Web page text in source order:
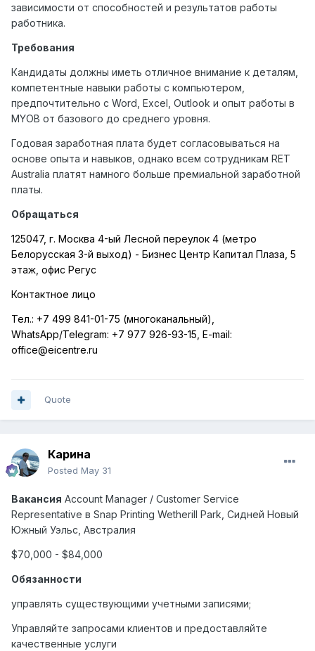
зависимости от способностей и результатов работы
работника.
Требования
Кандидаты должны иметь отличное внимание к деталям,
компетентные навыки работы с компьютером,
предпочтительно с Word, Excel, Outlook и опыт работы в
MYOB от базового до среднего уровня.
Годовая заработная плата будет согласовываться на
основе опыта и навыков, однако всем сотрудникам RET
Australia платят намного больше премиальной заработной
платы.
Обращаться
125047, г. Москва 4-ый Лесной переулок 4 (метро
Белорусская 3-й выход) - Бизнес Центр Капитал Плаза, 5
этаж, офис Регус
Контактное лицо
Тел.: +7 499 841-01-75 (многоканальный),
WhatsApp/Telegram: +7 977 926-93-15, E-mail:
office@eicentre.ru
Quote
Карина
Posted May 31
Вакансия Account Manager / Customer Service
Representative в Snap Printing Wetherill Park, Сидней Новый
Южный Уэльс Австралия
$70,000 - $84,000
Обязанности
управлять существующими учетными записями;
Управляйте запросами клиентов и предоставляйте
качественные услуги